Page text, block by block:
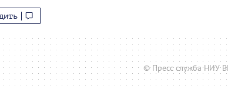
© Пресс служба НИУ